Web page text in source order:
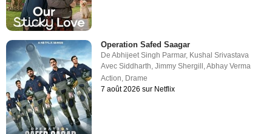
Operation Safed Saagar
DeAbhijeet Singh Parmar, Kushal Srivastava
AvecSiddharth,Jimmy Shergill ,Abhay Verma
Action, Drame
7 août 2026 sur Netflix